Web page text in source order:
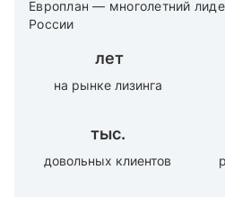
Европлан — многолетний
России
лет
на рынке лизинга
тыс.
довольных клиентов